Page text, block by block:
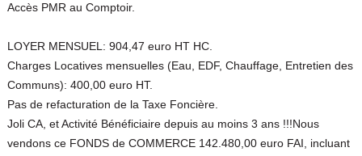
Accès PMR au Comptoir.
LOYER MENSUEL: 904,47 euro HT HC.
Charges Locatives mensuelles (Eau, EDF, Chauffage, Entretien des
Communs): 400,00 euro HT.
Pas de refacturation de la Taxe Foncière.
Joli CA, et Activité Bénéficiaire depuis au moins 3 ans !!!Nous
vendons ce FONDS de COMMERCE 142.480,00 euro FAI, incluant